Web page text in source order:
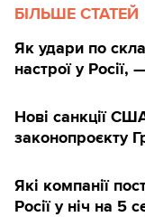
БІЛЬШЕ СТАТЕЙ
Як удари по
настрої у
Нові санкції
законопроєкту
Які компанії
Росії у ніч на 5